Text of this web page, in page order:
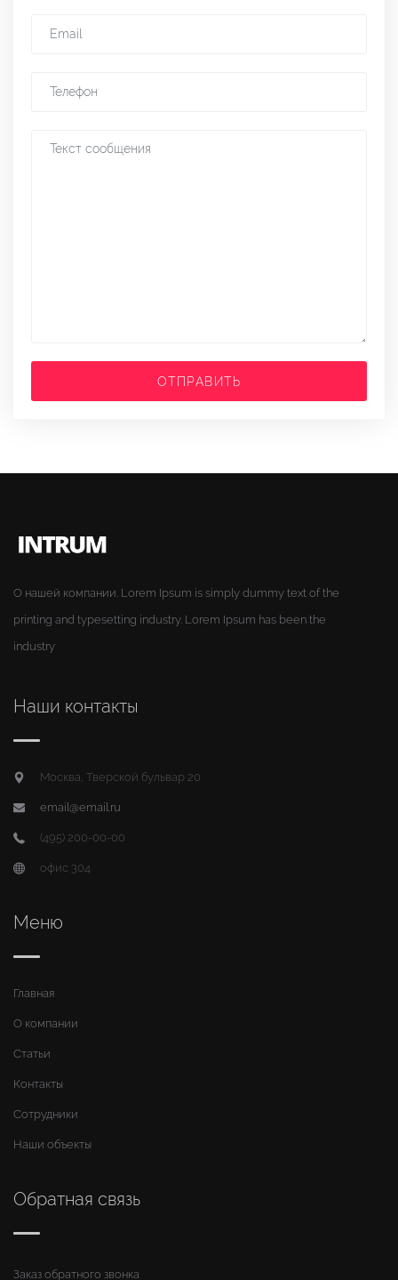
ОТПРАВИТЬ
О нашей компании. Lorem Ipsum is simply dummy text of the
printing and typesetting industry. Lorem Ipsum has been the
industry
Наши контакты
Москва, Тверской бульвар 20
email@email.ru
(495) 200-00-00
офис 304
Меню
Главная
О компании
Статьи
Контакты
Сотрудники
Наши объекты
Обратная связь
Заказ обратного звонка